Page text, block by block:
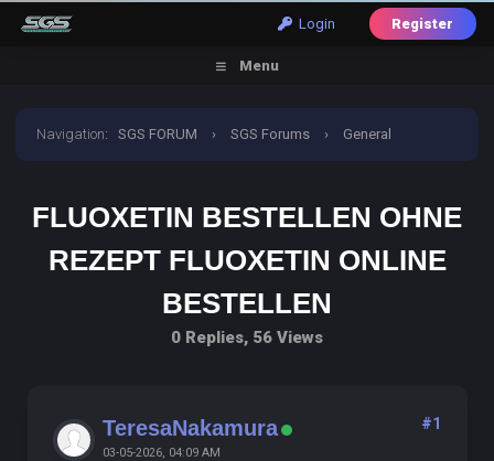
Login Register
Menu
Navigation:SGS FORUM › SGS Forums › General
FLUOXETIN BESTELLEN OHNE
REZEPT FLUOXETIN ONLINE
BESTELLEN
0 Replies, 56 Views
TeresaNakamura
03-05-2026, 04:09 AM
#1